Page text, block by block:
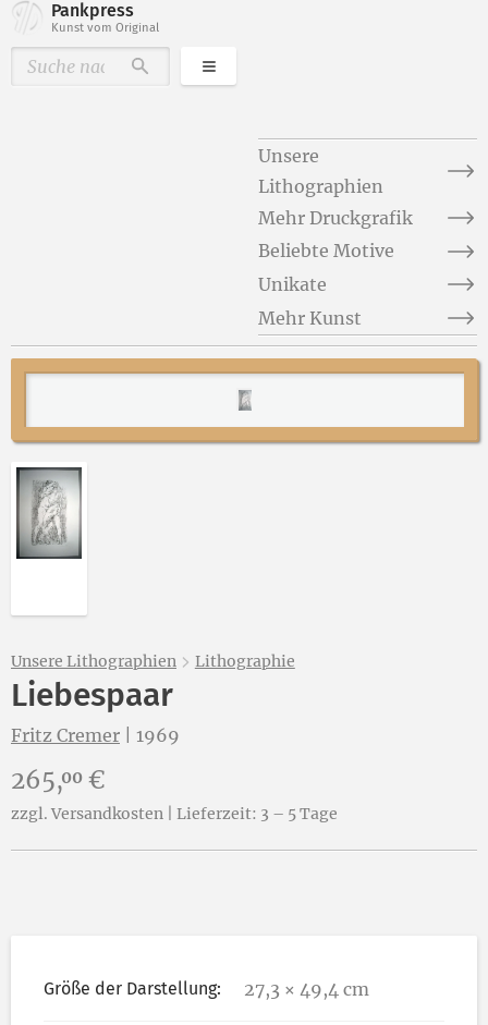
Pankpress
Kunst vom Original
DurchsuchenKategorien
Unsere
Lithographien
Mehr Druckgrafik
Beliebte Motive
Unikate
Mehr Kunst
Unsere Lithographien Lithographie
Liebespaar
Fritz Cremer 1969
Preis:
265,00 €
zzgl. Versandkosten | Lieferzeit: 3 – 5 Tage
Abbildung 2 von „Liebespaar“ von Fritz Cremer
Größe der Darstellung: 27,3 × 49,4 cm